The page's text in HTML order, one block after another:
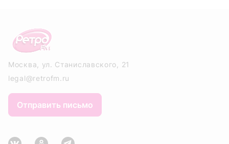
Москва, ул. Станиславского, 21
legal@retrofm.ru
Отправить письмо